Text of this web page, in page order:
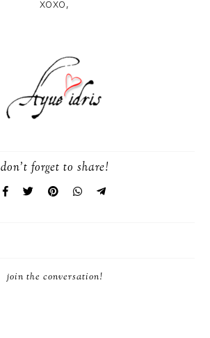
xoxo,
don't forget to share!
join the conversation!